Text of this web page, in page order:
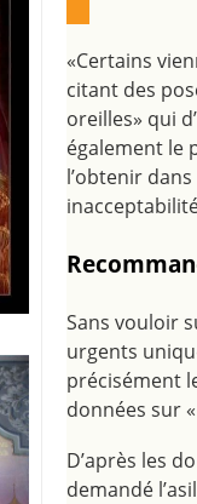
«Certains
citant des
oreilles» qui
également le
l’obtenir
Sans vouloir
urgents
précisément
données sur
D’après les
demandé